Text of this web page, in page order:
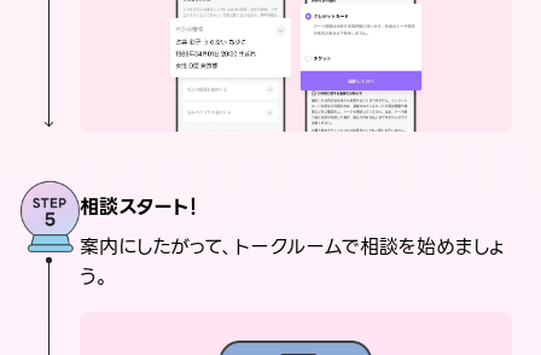
相談スタート！
案内にしたがって、トークルームで相談を始めましょ
う。